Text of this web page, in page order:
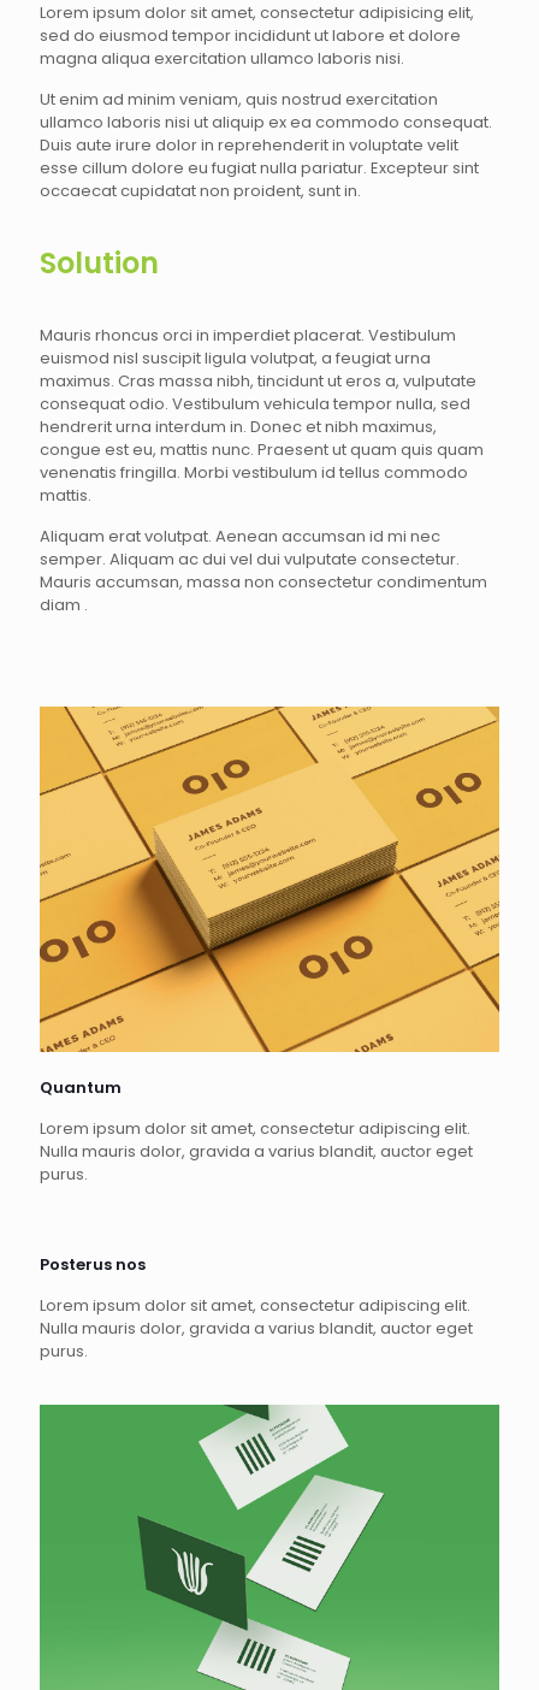
Lorem ipsum dolor sit amet, consectetur adipisicing elit,
sed do eiusmod tempor incididunt ut labore et dolore
magna aliqua exercitation ullamco laboris nisi.
Ut enim ad minim veniam, quis nostrud exercitation
ullamco laboris nisi ut aliquip ex ea commodo consequat.
Duis aute irure dolor in reprehenderit in voluptate velit
esse cillum dolore eu fugiat nulla pariatur. Excepteur sint
occaecat cupidatat non proident, sunt in.
Solution
Mauris rhoncus orci in imperdiet placerat. Vestibulum
euismod nisl suscipit ligula volutpat, a feugiat urna
maximus. Cras massa nibh, tincidunt ut eros a, vulputate
consequat odio. Vestibulum vehicula tempor nulla, sed
hendrerit urna interdum in. Donec et nibh maximus,
congue est eu, mattis nunc. Praesent ut quam quis quam
venenatis fringilla. Morbi vestibulum id tellus commodo
mattis.
Aliquam erat volutpat. Aenean accumsan id mi nec
semper. Aliquam ac dui vel dui vulputate consectetur.
Mauris accumsan, massa non consectetur condimentum
diam .
Quantum
Lorem ipsum dolor sit amet, consectetur adipiscing elit.
Nulla mauris dolor, gravida a varius blandit, auctor eget
purus.
Posterus nos
Lorem ipsum dolor sit amet, consectetur adipiscing elit.
Nulla mauris dolor, gravida a varius blandit, auctor eget
purus.